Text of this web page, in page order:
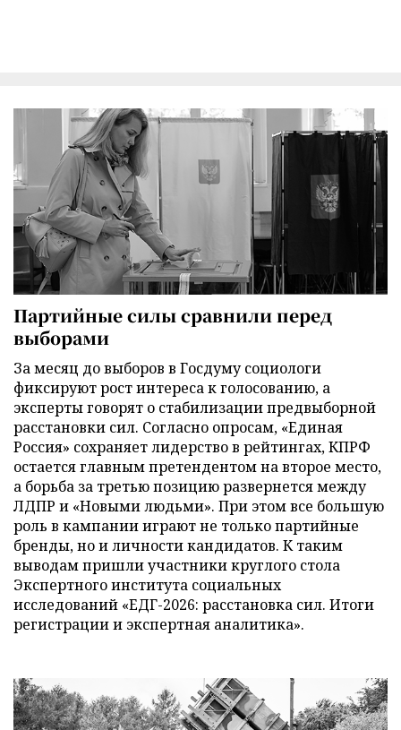
Партийные силы сравнили перед
выборами
За месяц до выборов в Госдуму социологи
фиксируют рост интереса к голосованию, а
эксперты говорят о стабилизации предвыборной
расстановки сил. Согласно опросам, «Единая
Россия» сохраняет лидерство в рейтингах, КПРФ
остается главным претендентом на второе место,
а борьба за третью позицию развернется между
ЛДПР и «Новыми людьми». При этом все большую
роль в кампании играют не только партийные
бренды, но и личности кандидатов. К таким
выводам пришли участники круглого стола
Экспертного института социальных
исследований «ЕДГ-2026: расстановка сил. Итоги
регистрации и экспертная аналитика».